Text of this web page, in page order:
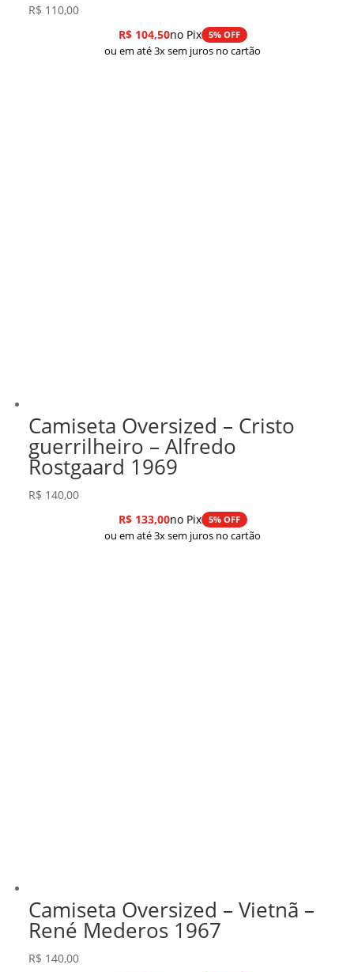
R$ 110,00
R$104,50no Pix 5% OFF
ou em até 3x sem juros no cartão
Camiseta Oversized – Cristo
guerrilheiro – Alfredo
Rostgaard 1969
R$ 140,00
R$133,00no Pix 5% OFF
ou em até 3x sem juros no cartão
Camiseta Oversized – Vietnã –
René Mederos 1967
R$ 140,00